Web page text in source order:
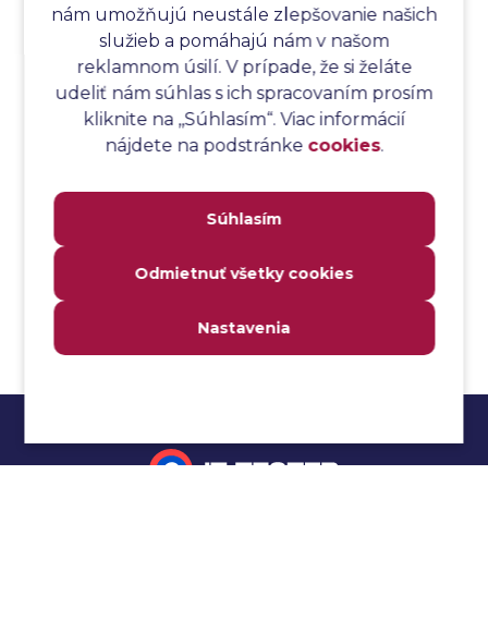
Analýza stromu chýb
Analýza stromu chýb softvéru
Analýza testovacieho bodu
Analýza toku riadenia
Analýza toku údajov
Analýza webových stránok a inventár meraní
Analyzovateľnosť
Anti-malvér
nám umožňujú neustále zlepšovanie našich
služieb a pomáhajú nám v našom
reklamnom úsilí. V prípade, že si želáte
udeliť nám súhlas s ich spracovaním prosím
kliknite na ,,Súhlasím“. Viac informácií
nájdete na podstránke cookies.
Súhlasím
Odmietnuť všetky cookies
Nastavenia